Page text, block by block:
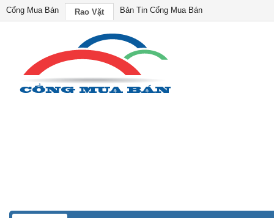
Cổng Mua Bán Rao Vặt Bản Tin Cổng Mua Bán